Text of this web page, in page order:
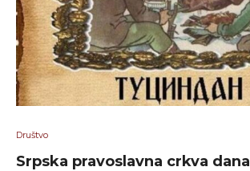
Društvo
Srpska pravoslavna crkva